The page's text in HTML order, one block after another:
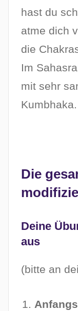
hast du
atme dich
die
Im
mit sehr
Kumbhaka.
Die
Deine
aus
(bitte an